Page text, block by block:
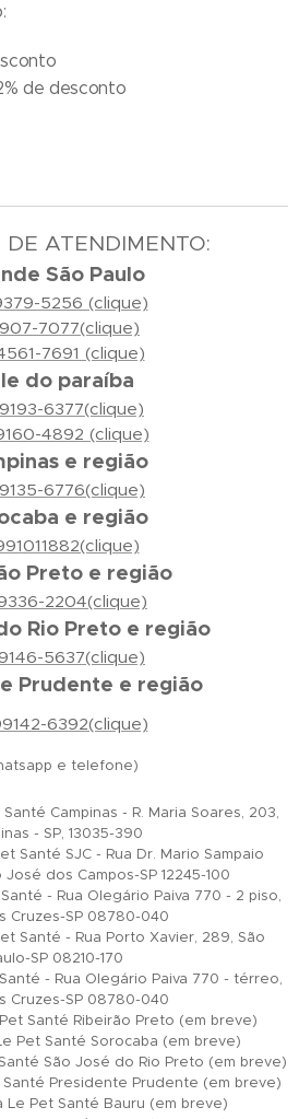
de desconto
DE ATENDIMENTO:
São Paulo
5256 (clique)
7077(clique)
7691 (clique)
do paraíba
6377(clique)
4892 (clique)
e região
6776(clique)
e região
Preto e região
2204(clique)
Rio Preto e região
5637(clique)
Prudente e região
6392(clique)
e telefone)
Campinas - R. Maria Soares, 203,
- SP, 13035-390
Santé SJC - Rua Dr. Mario Sampaio
dos Campos-SP 12245-100
- Rua Olegário Paiva 770 - 2 piso,
Cruzes-SP 08780-040
Santé - Rua Porto Xavier, 289, São
SP 08210-170
- Rua Olegário Paiva 770 - térreo,
Cruzes-SP 08780-040
Santé Ribeirão Preto (em breve)
Pet Santé Sorocaba (em breve)
São José do Rio Preto (em breve)
Presidente Prudente (em breve)
Le Pet Santé Bauru (em breve)